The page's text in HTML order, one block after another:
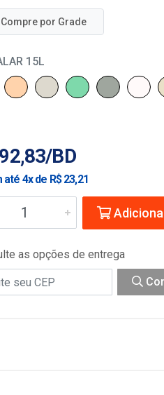
Compre por Grade
15L
BD
até 4x de R$ 23,21
as opções de entrega